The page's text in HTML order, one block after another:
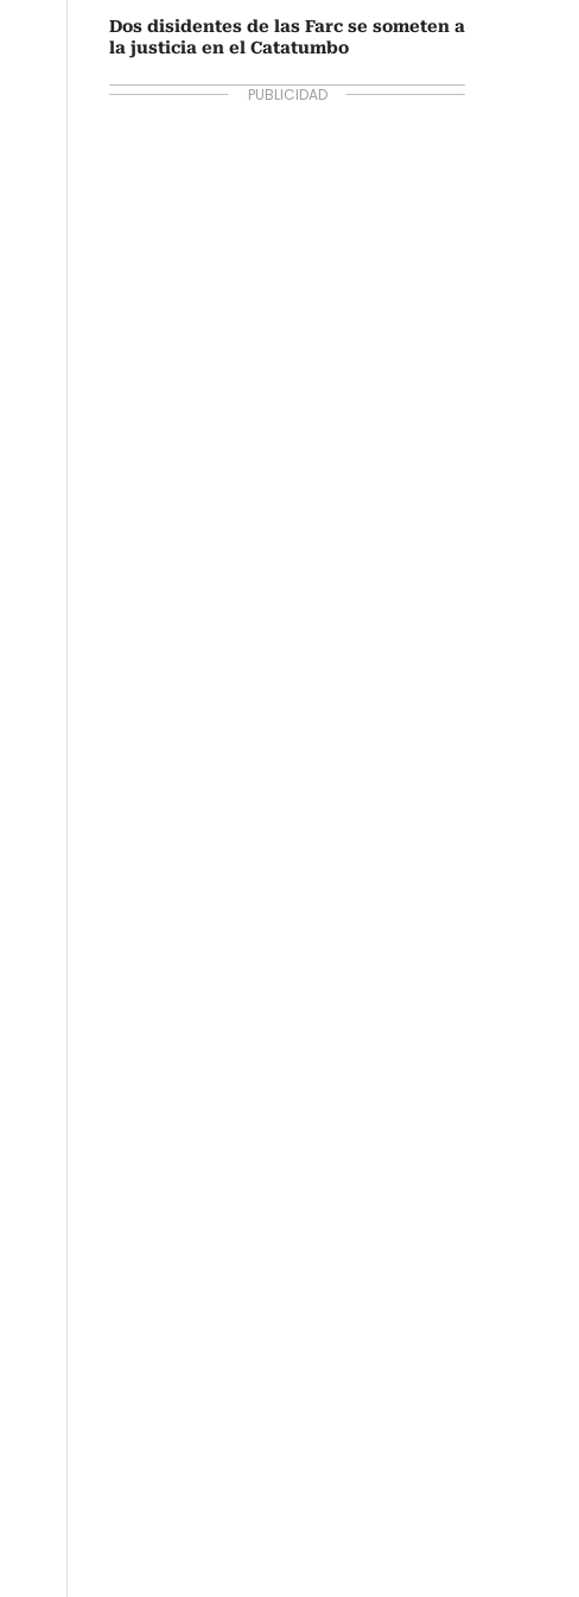
Dos disidentes de las Farc se someten a
la justicia en el Catatumbo